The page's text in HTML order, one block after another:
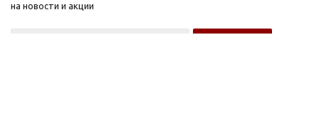
на новости и акции